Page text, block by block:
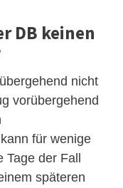
DB keinen
nicht
vorübergehend
für wenige
Tage der Fall
späteren